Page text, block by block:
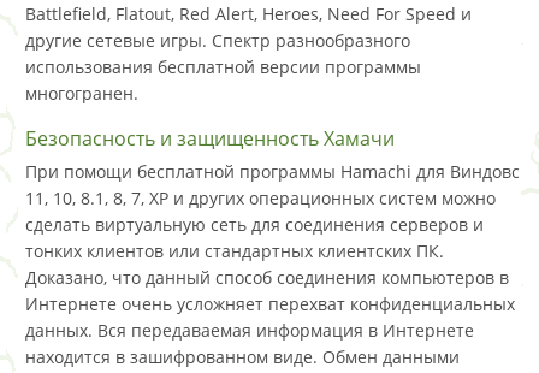
Battlefield, Flatout, Red Alert, Heroes, Need For Speed и
другие сетевые игры. Спектр разнообразного
использования бесплатной версии программы
многогранен.
Безопасность и защищенность Хамачи
При помощи бесплатной программы Hamachi для Виндовс
11, 10, 8.1, 8, 7, XP и других операционных систем можно
сделать виртуальную сеть для соединения серверов и
тонких клиентов или стандартных клиентских ПК.
Доказано, что данный способ соединения компьютеров в
Интернете очень усложняет перехват конфиденциальных
данных. Вся передаваемая информация в Интернете
находится в зашифрованном виде. Обмен данными